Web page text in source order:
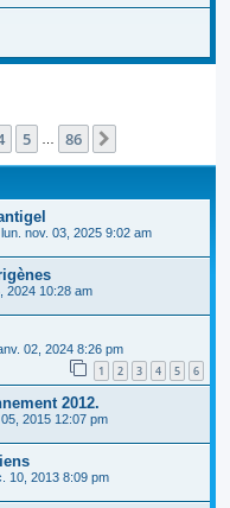
5 86
lun. nov. 03, 2025 9:02 am
2024 10:28 am
02, 2024 8:26 pm
1 2 3 4 5 6
2012.
2015 12:07 pm
10, 2013 8:09 pm